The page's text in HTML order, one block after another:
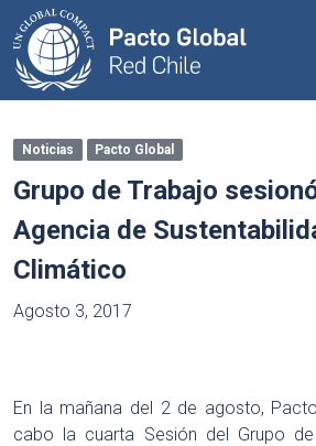
Noticias Pacto Global
Grupo de Trabajo
Agencia de
Climático
Agosto 3, 2017
En la mañana del 2 de agosto,
cabo la cuarta Sesión del Grupo